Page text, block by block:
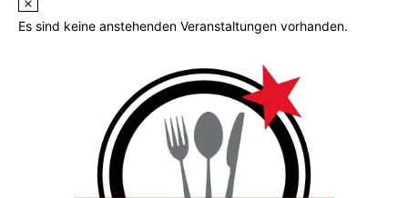
Es sind keine anstehenden Veranstaltungen vorhanden.